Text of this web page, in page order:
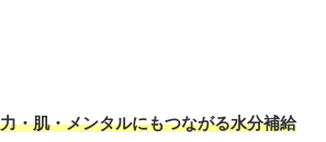
・肌・メンタルにもつながる水分補給